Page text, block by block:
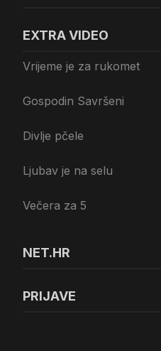
EXTRA VIDEO
Vrijeme je za rukomet
Gospodin Savršeni
Divlje pčele
Ljubav je na selu
Večera za 5
NET.HR
PRIJAVE